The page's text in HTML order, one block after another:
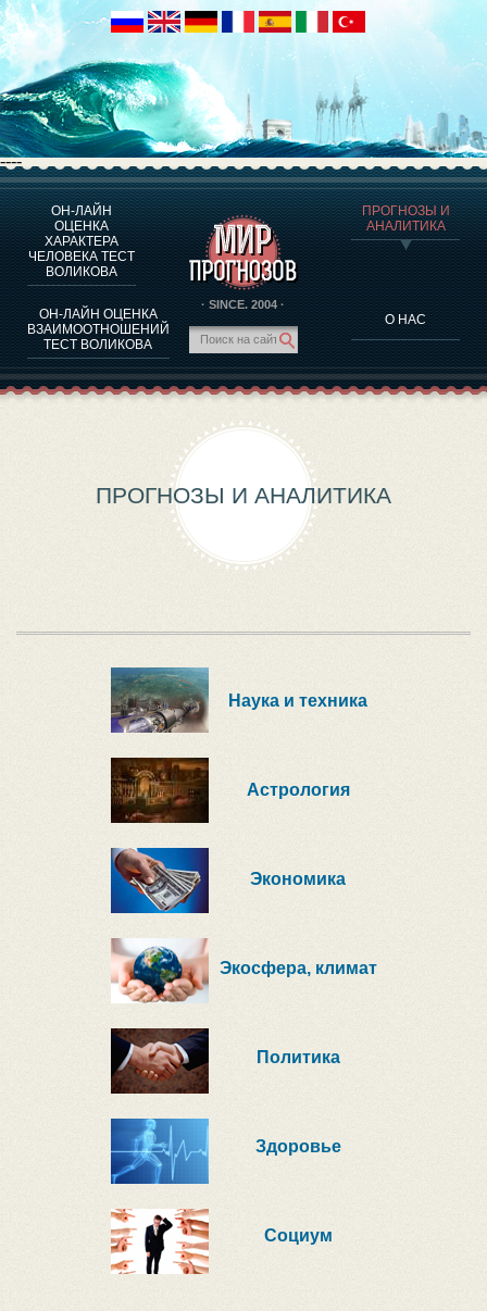
----
ОН-ЛАЙН
ОЦЕНКА
ХАРАКТЕРА
ЧЕЛОВЕКА ТЕСТ
ВОЛИКОВА
ОН-ЛАЙН ОЦЕНКА
ВЗАИМООТНОШЕНИЙ
ТЕСТ ВОЛИКОВА
· SINCE. 2004 ·
ПРОГНОЗЫ И
АНАЛИТИКА
О НАС
О ПРОГРАММЕ
ОЦЕНКА ХАРАКТЕРA ЧЕЛОВЕКА
ОЦЕНКА ХАРАКТЕРА ВЫДАЮЩИХСЯ ЛИЧНОСТЕЙ
О ПРОГРАММЕ
ТЕСТ НА СОВМЕСТИМОСТЬ ВОЛИКОВА
ПРОГНОЗЫ И АНАЛИТИКА
ПРОГНОЗЫ И АНАЛИТИКА
Наука и техника
Астрология
Экономика
Экосфера, климат
Политика
Здоровье
Социум